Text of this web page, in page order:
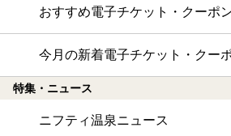
おすすめ電子チケット・クーポ
今月の新着電子チケット・クー
特集・ニュース
ニフティ温泉ニュース